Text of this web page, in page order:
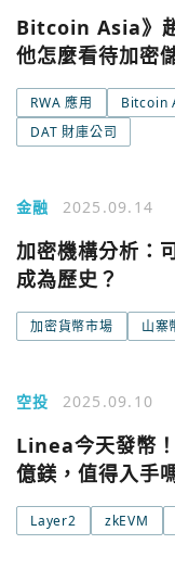
Bitcoin Asia》
他怎麼看待加密
RWA 應用 Bitcoin
DAT 財庫公司
金融 2025.09.14
加密機構分析：
成為歷史？
加密貨幣市場 山寨
空投 2025.09.10
Linea今天發幣
億鎂，值得入手
Layer2 zkEVM
今日熱門
今日熱門